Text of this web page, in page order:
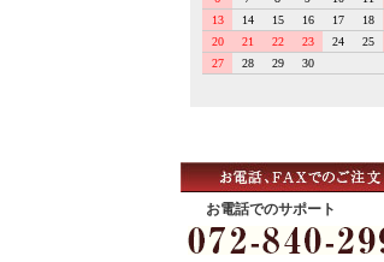
お電話でのサポート